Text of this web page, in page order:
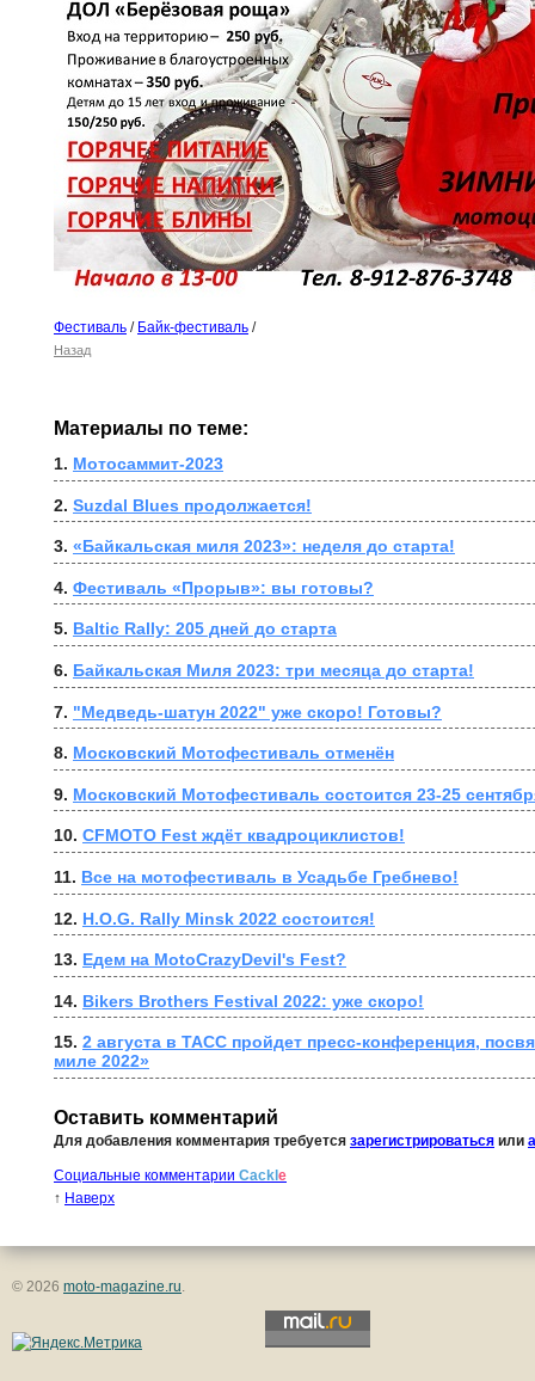
Фестиваль / Байк-фестиваль /
Назад
Материалы по теме:
1. Мотосаммит-2023
2. Suzdal Blues продолжается!
3. «Байкальская миля 2023»: неделя до старта!
4. Фестиваль «Прорыв»: вы готовы?
5. Baltic Rally: 205 дней до старта
6. Байкальская Миля 2023: три месяца до старта!
7. "Медведь-шатун 2022" уже скоро! Готовы?
8. Московский Мотофестиваль отменён
9. Московский Мотофестиваль состоится 23-25
10. CFMOTO Fest ждёт квадроциклистов!
11. Все на мотофестиваль в Усадьбе Гребнево!
12. H.O.G. Rally Minsk 2022 состоится!
13. Едем на MotoCrazyDevil's Fest?
14. Bikers Brothers Festival 2022: уже скоро!
15. 2 августа в ТАСС пройдет пресс-конференция,
миле 2022»
Оставить комментарий
Для добавления комментария требуется зарегистрироваться или
Социальные комментарии Cackl e
↑ Наверх
© 2026 moto-magazine.ru.